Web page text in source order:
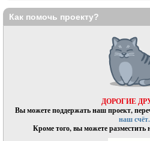
Как помочь проекту?
ДОРОГИЕ
Вы можете поддержать наш проект,
наш счёт.
Кроме того, вы можете разместить